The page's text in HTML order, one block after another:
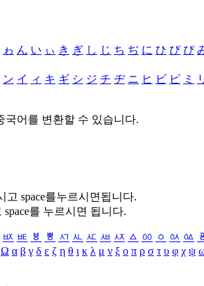
ゎ ん い ぃ き ぎ し じ ち ぢ に ひ び ぴ
ン イ ィ キ ギ シ ジ チ ヂ ニ ヒ ビ ピ ミ
국어를 변환할 수 있습니다.
고 space를누르시면됩니다.
를 누르시면 됩니다.
ㅶ ㅷ ㅸ ㅹ ㅺ ㅻ ㅼ ㅽ ㅾ ㅿ ㆀ ㆁ ㆂ ㆃ
Ω α β γ δ ε ζ η θ ι κ λ μ ν ξ ο π ρ σ τ υ φ χ ψ